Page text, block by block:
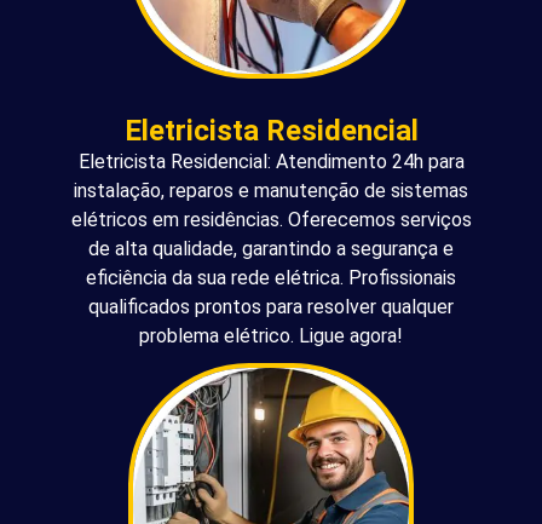
Eletricista Residencial
Eletricista Residencial: Atendimento 24h para
instalação, reparos e manutenção de sistemas
elétricos em residências. Oferecemos serviços
de alta qualidade, garantindo a segurança e
eficiência da sua rede elétrica. Profissionais
qualificados prontos para resolver qualquer
problema elétrico. Ligue agora!